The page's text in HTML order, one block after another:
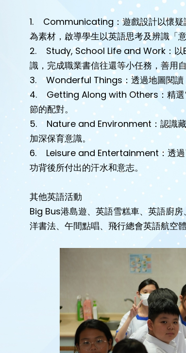
1. Communicating：遊戲設計以懷疑
為素材，啟導學生以英語思考及辨識「
2. Study, School Life and Work：以
識，完成職業書信往還等小任務，善用自
3. Wonderful Things：透過地圖閱讀
4. Getting Along with Others：精選
節的配對。
5. Nature and Environment：認識藏
加深保育意識。
6. Leisure and Entertainment：透過
功背後所付出的汗水和意志。
其他英語活動
Big Bus港島遊、英語雪糕車、英語廚
洋書法、午間點唱、飛行總會英語航空